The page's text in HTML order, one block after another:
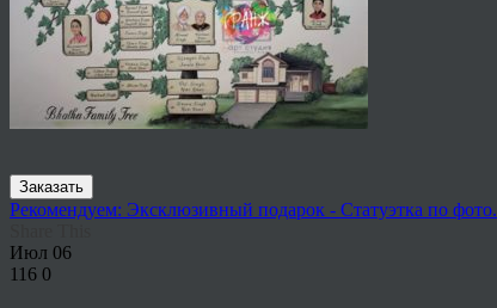
Заказать
Рекомендуем: Эксклюзивный подарок - Статуэтка по фото.
Июл 06
116 0